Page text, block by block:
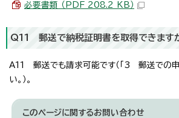
必要書類 （PDF 208.2 KB）
Q11 郵送で納税証明書を取得できます
A11 郵送でも請求可能です（「3 郵送での申
い。）。
このページに関するお問い合わせ